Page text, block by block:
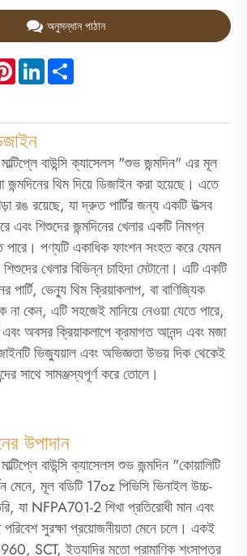
অনুসন্ধান পাঠান
PinterestLinkedIn
মাল্টিপ্লে বাউন্সি ক্যাসেলস "শুভ জন্মদিন" এর মূল
জন্মদিনের থিম দিয়ে ডিজাইন করা হয়েছে। এতে
রঙ রয়েছে, যা দ্রুত পার্টির জন্য একটি উত্সব
এবং শিশুদের জন্মদিনের খেলার একটি নিমগ্ন
পারে। পণ্যটি একাধিক ফাংশন সংহত করে যেমন
খেলার বিভিন্ন চাহিদা মেটানো। এটি একটি
পার্টি, ভেন্যু থিম ক্রিয়াকলাপ, বা বাণিজ্যিক
না কেন, এটি সহজেই মানিয়ে নেওয়া যেতে পারে,
এবং অবসর ক্রিয়াকলাপে ক্রমাগত আনন্দ এবং মজা
ভিজ্যুয়াল এবং অভিজ্ঞতা উভয় দিক থেকেই
সাথে সামঞ্জস্যপূর্ণ করে তোলে।
উপাদান
মাল্টিপ্লে বাউন্সি ক্যাসেলস শুভ জন্মদিন "কোয়ালিটি
মেনে, মূল বডিটি 17oz পিভিসি ভিনাইল উচ্চ-
যা NFPA701-2 শিখা প্রতিরোধী মান এবং
সুরক্ষা প্রয়োজনীয়তা মেনে চলে। একই
SCT, ইত্যাদির মতো প্রামাণিক শংসাপত্র